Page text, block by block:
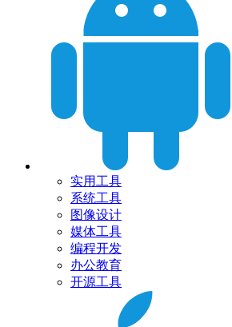
实用工具
系统工具
图像设计
媒体工具
编程开发
办公教育
开源工具